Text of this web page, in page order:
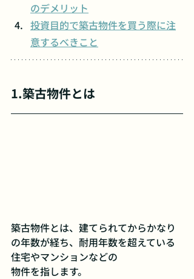
のデメリット
投資目的で築古物件を買う際に注
意するべきこと
1.築古物件とは
築古物件とは、建てられてからかなり
の年数が経ち、耐用年数を超えている
住宅やマンションなどの
物件を指します。